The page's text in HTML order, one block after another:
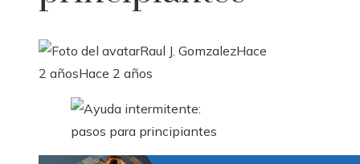
Raul J. GomzalezHace
2 añosHace 2 años